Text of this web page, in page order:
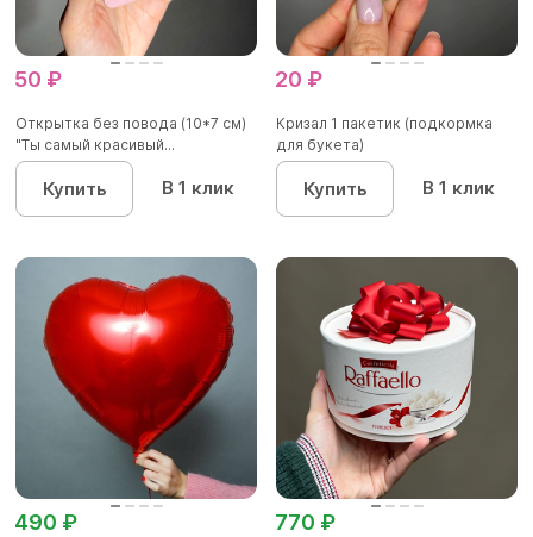
50 ₽
Открытка без повода (10*7 см)
"Ты самый красивый...
Купить В 1 клик
20 ₽
Кризал 1 пакетик (подкормка
для букета)
Купить В 1 клик
490 ₽ 770 ₽